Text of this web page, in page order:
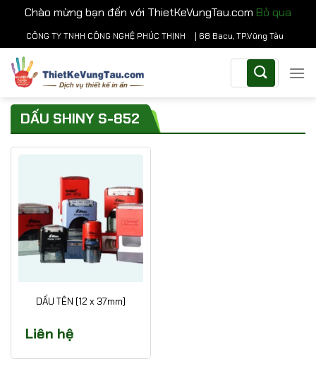
Chào mừng bạn đến với ThietKeVungTau.com Bỏ qua
Chuyển
đến
nội
dung
CÔNG TY TNHH CÔNG NGHỆ PHÚC THỊNH | 68 Bacu, TP.Vũng Tàu
kiếm:
DẤU SHINY S-852
DẤU TÊN (12 x 37mm)
Liên hệ